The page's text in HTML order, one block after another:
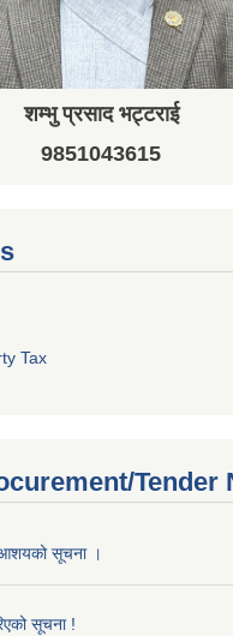
शम्भु प्रसाद भट्टराई
9851043615
Tax
Tender
आशयको सूचना ।
सूचना !